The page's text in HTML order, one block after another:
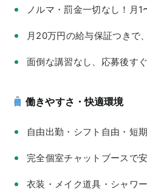
ノルマ・罰金一切なし！月
月20万円の給与保証つきで
面倒な講習なし、応募後す
働きやすさ・快適環境
自由出勤・シフト自由・短
完全個室チャットブースで
衣装・メイク道具・シャワ